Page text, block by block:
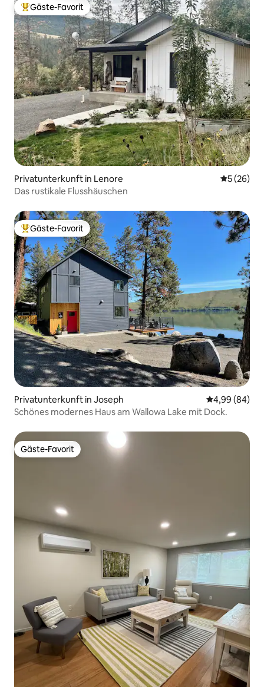
Beliebter Gäste-Favorit.
Gäste-Favorit
Privatunterkunft in Lenore
5 (26)
Das rustikale Flusshäuschen
Beliebter Gäste-Favorit.
Gäste-Favorit
Privatunterkunft in Joseph
4,99 (84)
Schönes modernes Haus am Wallowa Lake mit Dock.
Gäste-Favorit
Gäste-Favorit